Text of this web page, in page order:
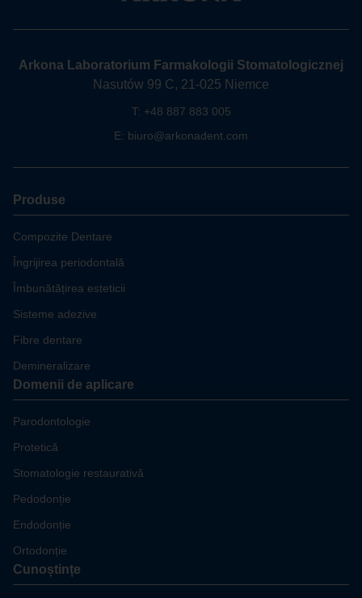
Arkona Laboratorium Farmakologii Stomatologicznej
Nasutów 99 C, 21-025 Niemce
T: +48 887 883 005
E: biuro@arkonadent.com
Produse
Compozite Dentare
Îngrijirea periodontală
Îmbunătățirea esteticii
Sisteme adezive
Fibre dentare
Demineralizare
Domenii de aplicare
Parodontologie
Protetică
Stomatologie restaurativă
Pedodonție
Endodonție
Ortodonție
Cunoștințe